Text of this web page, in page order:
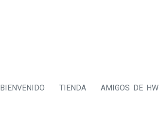
BIENVENIDO TIENDA AMIGOS DE HW